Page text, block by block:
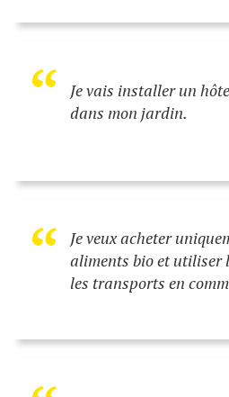
“
Je vais installer un
dans mon jardin.
“
Je veux acheter
aliments bio et utiliser
les transports en